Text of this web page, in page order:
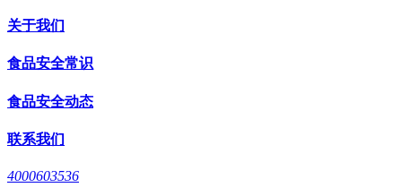
关于我们
食品安全常识
食品安全动态
联系我们
4000603536